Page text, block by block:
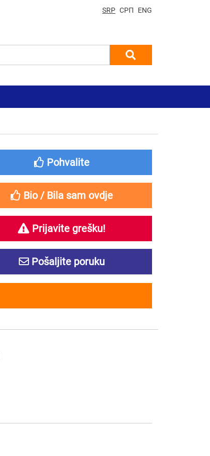
SRP СРП ENG
Pohvalite
Bio / Bila sam ovdje
Prijavite grešku!
Pošaljite poruku